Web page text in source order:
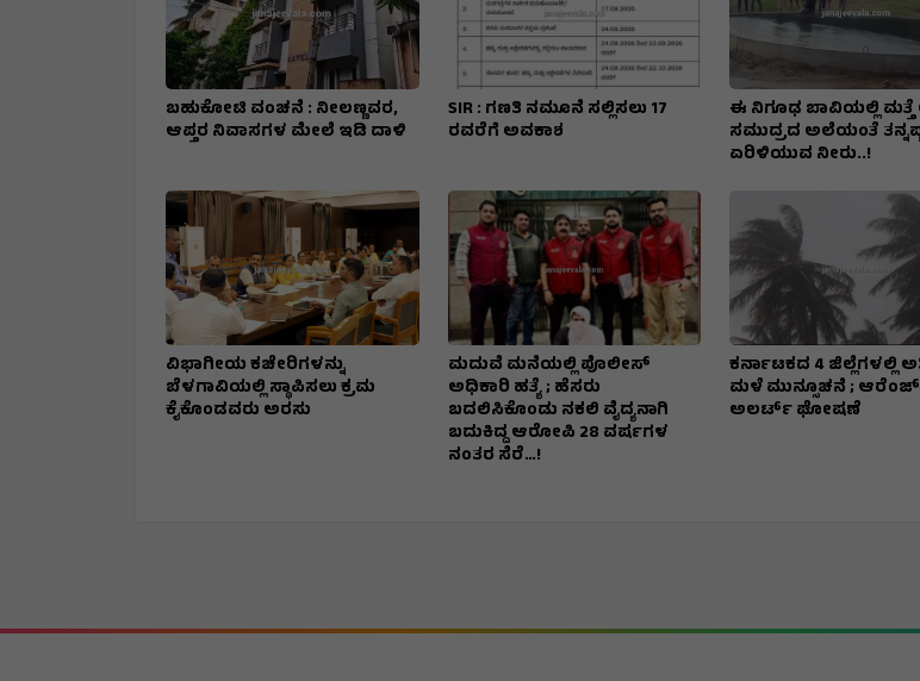
ಬಹುಕೋಟಿ ವಂಚನೆ : ನೀಲಣ್ಣವರ,
ಆಪ್ತರ ನಿವಾಸಗಳ ಮೇಲೆ ಇಡಿ ದಾಳಿ
SIR : ಗಣತಿ ನಮೂನೆ ಸಲ್ಲಿಸಲು 17
ರವರೆಗೆ ಅವಕಾಶ
ಈ ನಿಗೂಢ ಬಾವಿಯಲ್ಲಿ ಮತ್ತೆ
ಸಮುದ್ರದ ಅಲೆಯಂತೆ
ಏರಿಳಿಯುವ ನೀರು..!
ವಿಭಾಗೀಯ ಕಚೇರಿಗಳನ್ನು
ಬೆಳಗಾವಿಯಲ್ಲಿ ಸ್ಥಾಪಿಸಲು ಕ್ರಮ
ಕೈಕೊಂಡವರು ಅರಸು
ಮದುವೆ ಮನೆಯಲ್ಲಿ ಪೊಲೀಸ್
ಅಧಿಕಾರಿ ಹತ್ಯೆ ; ಹೆಸರು
ಬದಲಿಸಿಕೊಂಡು ನಕಲಿ ವೈದ್ಯನಾಗಿ
ಬದುಕಿದ್ದ ಆರೋಪಿ 28 ವರ್ಷಗಳ
ನಂತರ ಸೆರೆ…!
ಕರ್ನಾಟಕದ 4 ಜಿಲ್ಲೆಗಳಲ್ಲಿ
ಮಳೆ ಮುನ್ಸೂಚನೆ ; ಆರೆಂಜ್‌
ಅಲರ್ಟ್‌ ಘೋಷಣೆ